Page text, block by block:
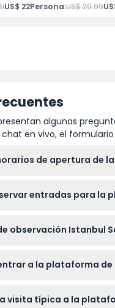
US$ 22Persona:US$ 29.99
algunas
en vivo, el
de apertura de
de la reserva).
entradas para la
observación Istanbul
a la plataforma
visita típica a la